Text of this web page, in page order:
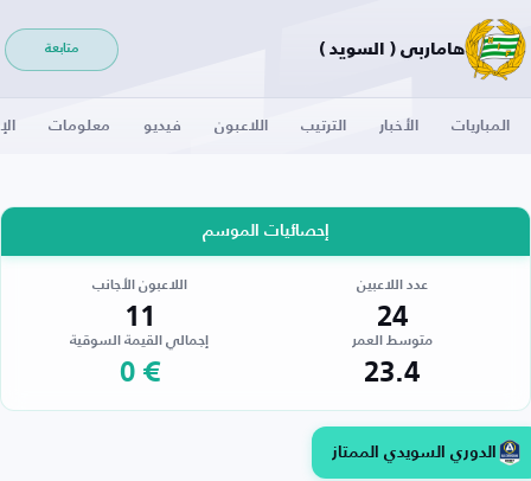
هاماربي ( السويد ) متابعة
المباريات الأخبار الترتيب اللاعبون فيديو معلومات
إحصائيات الموسم
عدد اللاعبين
24
اللاعبون الأجانب
11
متوسط العمر
23.4
إجمالي القيمة السوقية
€ 0
الدوري السويدي الممتاز